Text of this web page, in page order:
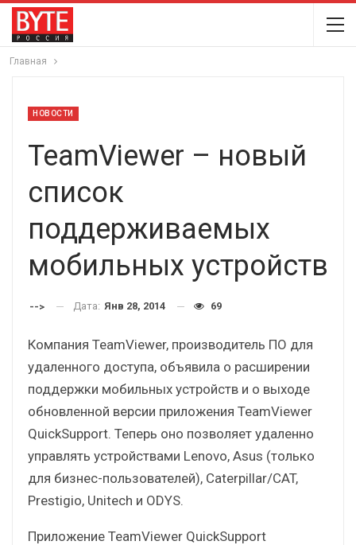
Главная
НОВОСТИ
TeamViewer – новый
список
поддерживаемых
мобильных устройств
--> Дата: Янв 28, 2014 69
Компания TeamViewer, производитель ПО для
удаленного доступа, объявила о расширении
поддержки мобильных устройств и о выходе
обновленной версии приложения TeamViewer
QuickSupport. Теперь оно позволяет удаленно
управлять устройствами Lenovo, Asus (только
для бизнес-пользователей), Caterpillar/CAT,
Prestigio, Unitech и ODYS.
Приложение TeamViewer QuickSupport